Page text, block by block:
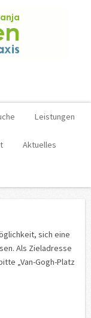
Leistungen
Aktuelles
sich eine
Als Zieladresse
„Van-Gogh-Platz